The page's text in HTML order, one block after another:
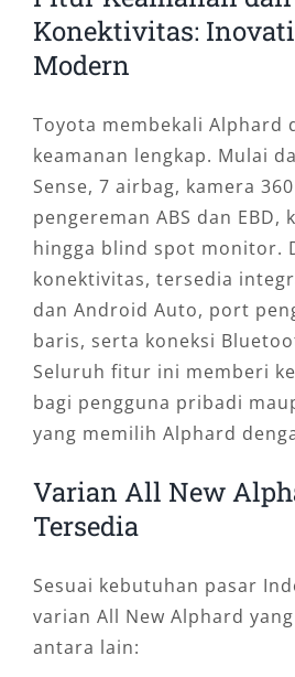
Konektivitas:
Modern
Toyota membekali Alphard
keamanan lengkap. Mulai
Sense, 7 airbag, kamera
pengereman ABS dan
hingga blind spot monitor.
konektivitas, tersedia
dan Android Auto, port
baris, serta koneksi
Seluruh fitur ini memberi
bagi pengguna pribadi
yang memilih Alphard
Varian All New
Tersedia
Sesuai kebutuhan pasar
varian All New Alphard
antara lain: